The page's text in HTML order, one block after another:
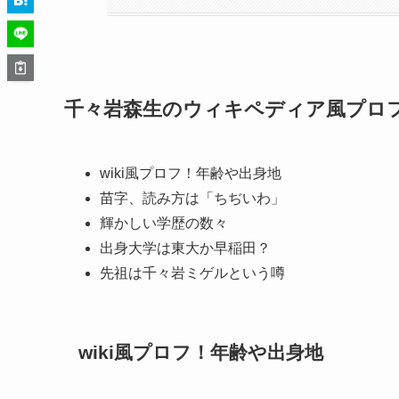
千々岩森生のウィキペディア風プロ
wiki風プロフ！年齢や出身地
苗字、読み方は「ちぢいわ」
輝かしい学歴の数々
出身大学は東大か早稲田？
先祖は千々岩ミゲルという噂
wiki風プロフ！年齢や出身地